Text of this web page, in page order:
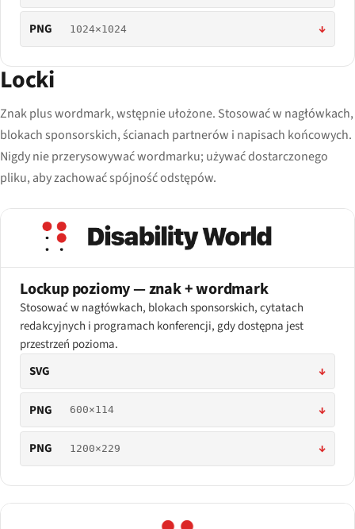
PNG 1024×1024 ↓
Locki
Znak plus wordmark, wstępnie ułożone. Stosować w nagłówkach,
blokach sponsorskich, ścianach partnerów i napisach końcowych.
Nigdy nie przerysowywać wordmarku; używać dostarczonego
pliku, aby zachować spójność odstępów.
Lockup poziomy — znak + wordmark
Stosować w nagłówkach, blokach sponsorskich, cytatach
redakcyjnych i programach konferencji, gdy dostępna jest
przestrzeń pozioma.
SVG
↓
PNG 600×114 ↓
PNG 1200×229 ↓